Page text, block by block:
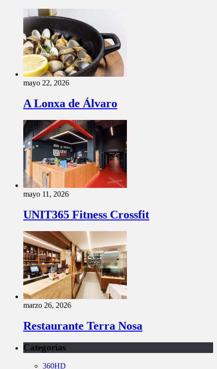
mayo 22, 2026
A Lonxa de Álvaro
mayo 11, 2026
UNIT365 Fitness Crossfit
marzo 26, 2026
Restaurante Terra Nosa
Categorías
360HD